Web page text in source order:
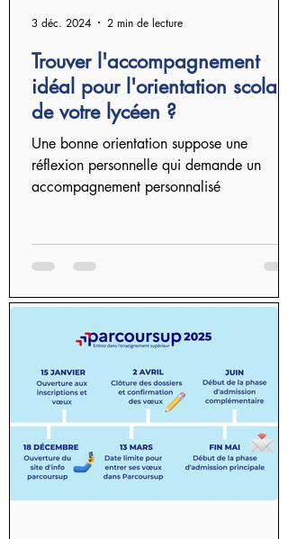
Trouver l'accompagnement
idéal pour l'orientation scolaire
de votre lycéen ?
Une bonne orientation suppose une
réflexion personnelle qui demande un
accompagnement personnalisé
3 déc. 2024 2 min de lecture